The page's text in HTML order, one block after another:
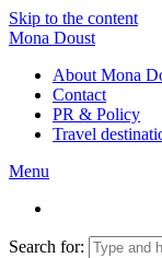
Skip to the content
Mona Doust
About Mona
Contact
PR & Policy
Travel
Menu
Search for: